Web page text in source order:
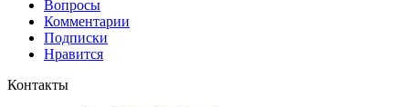
Вопросы
Комментарии
Подписки
Нравится
Контакты